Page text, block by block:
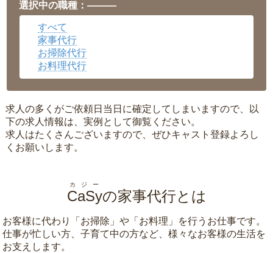
岡山県▼
広島県▼
沖縄県
選択中の職種：———
すべて
家事代行
お掃除代行
お料理代行
求人の多くがご依頼日当日に確定してしまいますので、以
下の求人情報は、実例として御覧ください。
求人はたくさんございますので、ぜひキャスト登録よろし
くお願いします。
CaSy
カジー
の家事代行とは
お客様に代わり「 お掃除 」や「 お料理 」を行うお仕事です。
仕事が忙しい方、子育て中の方など、様々なお客様の生活を
お支えします。